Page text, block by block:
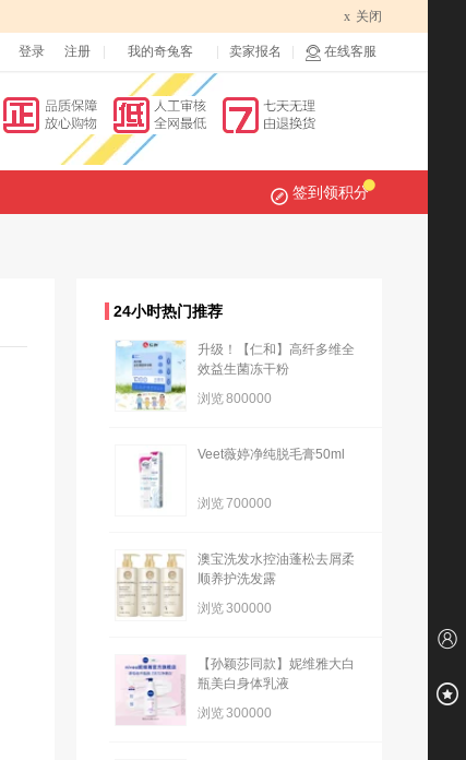
x 关闭
登录 注册 我的奇兔客 卖家报名 在线客服
签到领积分
24小时热门推荐
升级！【仁和】高纤多维全
效益生菌冻干粉
浏览800000
Veet薇婷净纯脱毛膏50ml
浏览700000
澳宝洗发水控油蓬松去屑柔
顺养护洗发露
浏览300000
【孙颖莎同款】妮维雅大白
瓶美白身体乳液
浏览300000